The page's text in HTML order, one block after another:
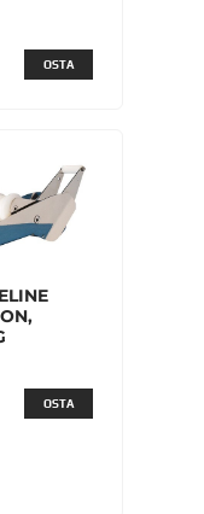
OSTA
OSTA